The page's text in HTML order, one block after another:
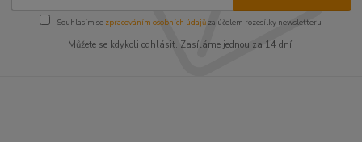
Souhlasím se zpracováním osobních údajůza účelem rozesílky newsletteru.
Můžete se kdykoli odhlásit. Zasíláme jednou za 14 dní.